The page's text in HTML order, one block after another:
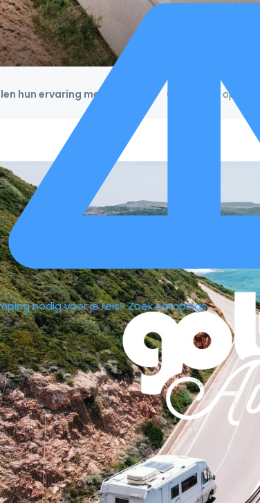
nodig voor je reis?Zoek campings
hun ervaring met een 4,9/5! Gebaseerd op